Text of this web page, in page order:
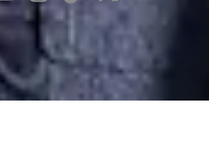
Desarrollado por Just Quality